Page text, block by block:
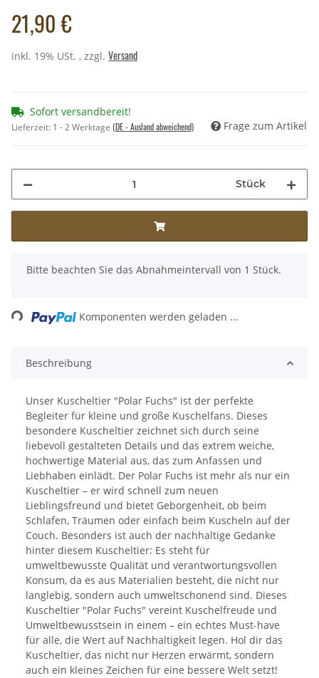
21,90 €
inkl. 19% USt. , zzgl. Versand
Sofort versandbereit!
Lieferzeit: 1 - 2 Werktage (DE - Ausland abweichend) Frage zum Artikel
Stück
x
Bitte beachten Sie das Abnahmeintervall von 1 Stück.
Loading... Komponenten werden geladen ...
Beschreibung
Unser Kuscheltier "Polar Fuchs" ist der perfekte
Begleiter für kleine und große Kuschelfans. Dieses
besondere Kuscheltier zeichnet sich durch seine
liebevoll gestalteten Details und das extrem weiche,
hochwertige Material aus, das zum Anfassen und
Liebhaben einlädt. Der Polar Fuchs ist mehr als nur ein
Kuscheltier – er wird schnell zum neuen
Lieblingsfreund und bietet Geborgenheit, ob beim
Schlafen, Träumen oder einfach beim Kuscheln auf der
Couch. Besonders ist auch der nachhaltige Gedanke
hinter diesem Kuscheltier: Es steht für
umweltbewusste Qualität und verantwortungsvollen
Konsum, da es aus Materialien besteht, die nicht nur
langlebig, sondern auch umweltschonend sind. Dieses
Kuscheltier "Polar Fuchs" vereint Kuschelfreude und
Umweltbewusstsein in einem – ein echtes Must-have
für alle, die Wert auf Nachhaltigkeit legen. Hol dir das
Kuscheltier, das nicht nur Herzen erwärmt, sondern
auch ein kleines Zeichen für eine bessere Welt setzt!